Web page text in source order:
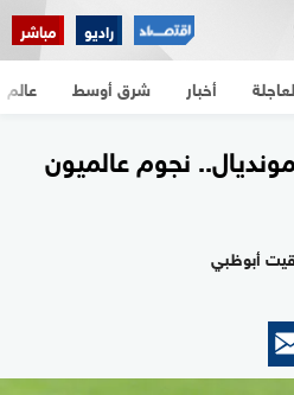
راديو مباشر
أخبار شرق أوسط عالم
نجوم عالميون